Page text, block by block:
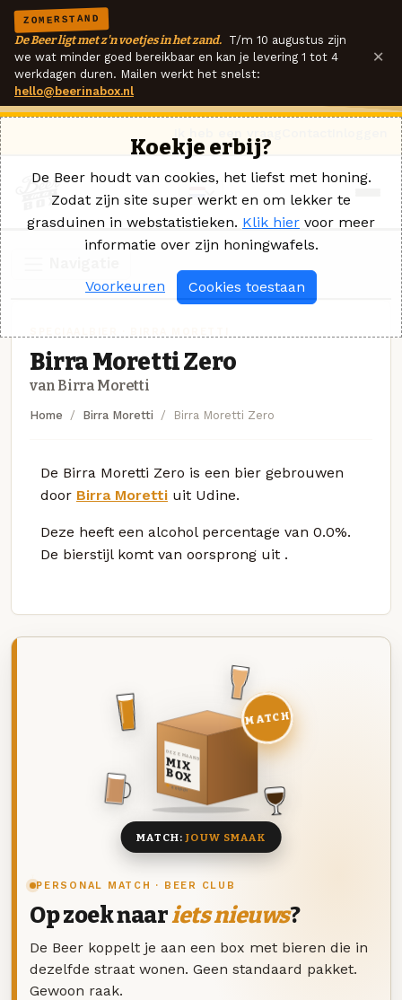
ZOMERSTAND
De Beer ligt met z'n voetjes in het zand. T/m 10 augustus zijn
we wat minder goed bereikbaar en kan je levering 1 tot 4
werkdagen duren. Mailen werkt het snelst:
hello@beerinabox.nl
×
Birra Moretti Zero
van Birra Moretti
Home Birra Moretti Birra Moretti Zero
De Birra Moretti Zero is een bier gebrouwen
door Birra Moretti uit Udine.
Deze heeft een alcohol percentage van 0.0%.
De bierstijl komt van oorsprong uit .
PERSONAL MATCH · BEER CLUB
Op zoek naariets nieuws?
De Beer koppelt je aan een box met bieren die in
dezelfde straat wonen. Geen standaard pakket.
Gewoon raak.
DEZE MAAND
MIX
BOX
8 BIEREN
MATCH
MATCH:JOUW SMAAK
Koekje erbij?
De Beer houdt van cookies, het liefst met honing.
Zodat zijn site super werkt en om lekker te
grasduinen in webstatistieken. Klik hier voor meer
informatie over zijn honingwafels.
Voorkeuren Cookies toestaan